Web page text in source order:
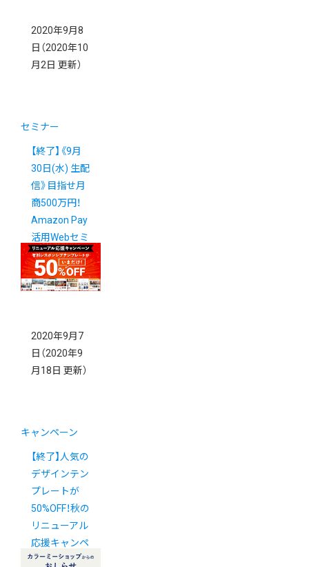
2020年9月8
日 （2020年10
月2日 更新）
セミナー
【終了】《9月
30日(水) 生配
信》目指せ月
商500万円！
Amazon Pay
活用Webセミ
ナーのご案内
2020年9月7
日 （2020年9
月18日 更新）
キャンペーン
【終了】人気の
デザインテン
プレートが
50%OFF！秋の
リニューアル
応援キャンペ
ーン